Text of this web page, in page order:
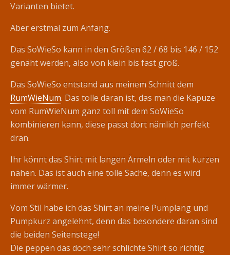
Varianten bietet.
Aber erstmal zum Anfang.
Das SoWieSo kann in den Größen 62 / 68 bis 146 / 152
genäht werden, also von klein bis fast groß.
Das SoWieSo entstand aus meinem Schnitt dem
RumWieNum. Das tolle daran ist, das man die Kapuze
vom RumWieNum ganz toll mit dem SoWieSo
kombinieren kann, diese passt dort nämlich perfekt
dran.
Ihr könnt das Shirt mit langen Ärmeln oder mit kurzen
nähen. Das ist auch eine tolle Sache, denn es wird
immer wärmer.
Vom Stil habe ich das Shirt an meine Pumplang und
Pumpkurz angelehnt, denn das besondere daran sind
die beiden Seitenstege!
Die peppen das doch sehr schlichte Shirt so richtig